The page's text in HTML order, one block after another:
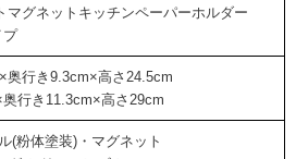
マグネットキッチンペーパーホルダー
プ
奥行き9.3cm×高さ24.5cm
行き11.3cm×高さ29cm
(粉体塗装)・マグネット